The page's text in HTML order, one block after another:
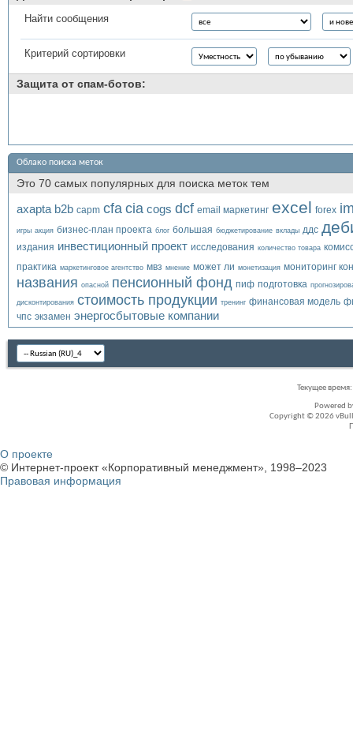
Найти сообщения
Критерий сортировки
Защита от спам-ботов:
Облако поиска меток
Это 70 самых популярных для поиска меток тем
axapta b2b capm cfa cia cogs dcf email маркетинг excel forex
игры акция бизнес-план проекта блог большая бюджетирование вклады ддс
издания инвестиционный проект исследования количество товара
практика маркетинговое агентство мвз мнение может ли монетизация мониторинг
названия опасной пенсионный фонд пиф подготовка
дисконтирования стоимость продукции тренинг финансовая модель
чпс экзамен энергосбытовые компании
Текущее время:
Powered
Copyright © 2026
О проекте
© Интернет-проект «Корпоративный менеджмент», 1998–2023
Правовая информация